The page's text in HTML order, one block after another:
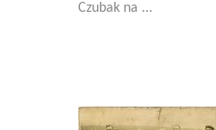
Czubak na ...